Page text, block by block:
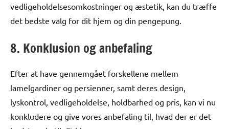
vedligeholdelsesomkostninger og æstetik, kan du træffe
det bedste valg for dit hjem og din pengepung.
8. Konklusion og anbefaling
Efter at have gennemgået forskellene mellem
lamelgardiner og persienner, samt deres design,
lyskontrol, vedligeholdelse, holdbarhed og pris, kan vi nu
konkludere og give vores anbefaling til, hvad der er det